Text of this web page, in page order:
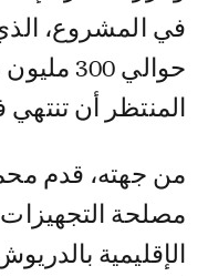
في المشروع، الذي
المنتظر أن تنتهي
من جهته، قدم
مصلحة التجهيزات
الإقليمية